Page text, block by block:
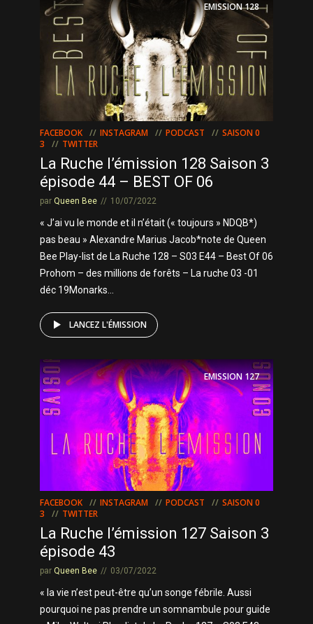
EMISSION128
FACEBOOK INSTAGRAM PODCAST
SAISON 0
3
TWITTER
La Ruche l’émission 128 Saison 3
épisode 44 – BEST OF 06
par Queen Bee 10/07/2022
« J’ai vu le monde et il n’était (« toujours » NDQB*)
pas beau » Alexandre Marius Jacob*note de Queen
Bee Play-list de La Ruche 128 – S03 E44 – Best Of 06
Prohom – des millions de forêts – La ruche 03 -01
déc 19Monarks...
LANCEZ L'ÉMISSION
EMISSION127
FACEBOOK INSTAGRAM PODCAST
SAISON 0
3
TWITTER
La Ruche l’émission 127 Saison 3
épisode 43
par Queen Bee 03/07/2022
« la vie n’est peut-être qu’un songe fébrile. Aussi
pourquoi ne pas prendre un somnambule pour guide